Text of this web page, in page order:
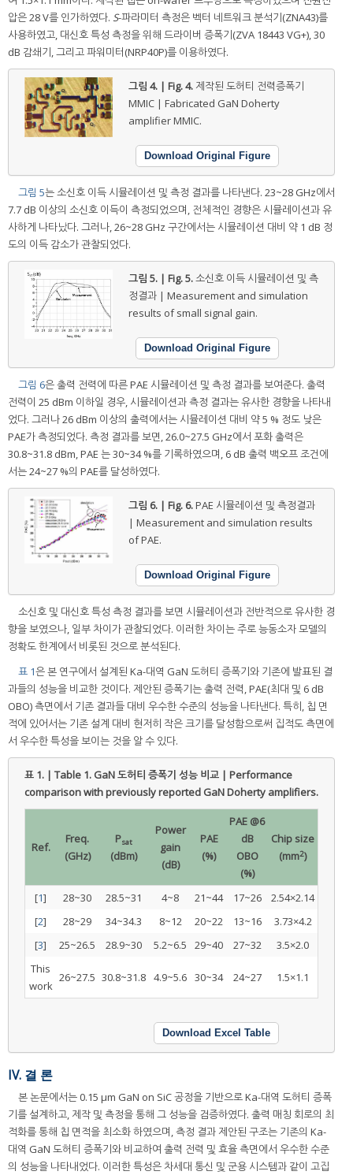
압은 28 V를 인가하였다. S-파라미터 측정은 벡터 네트워크 분석기(ZNA43)를
사용하였고, 대신호 특성 측정을 위해 드라이버 증폭기(ZVA 18443 VG+), 30
dB 감쇄기, 그리고 파워미터(NRP40P)를 이용하였다.
그림 4. | Fig. 4. 제작된 도허티 전력증폭기
MMIC | Fabricated GaN Doherty
amplifier MMIC.
Download Original Figure
그림 5는 소신호 이득 시뮬레이션 및 측정 결과를 나타낸다. 23~28 GHz에서
7.7 dB 이상의 소신호 이득이 측정되었으며, 전체적인 경향은 시뮬레이션과 유
사하게 나타났다. 그러나, 26~28 GHz 구간에서는 시뮬레이션 대비 약 1 dB 정
도의 이득 감소가 관찰되었다.
그림 5. | Fig. 5.소신호 이득 시뮬레이션 및 측
정결과 | Measurement and simulation
results of small signal gain.
Download Original Figure
그림 6은 출력 전력에 따른 PAE 시뮬레이션 및 측정 결과를 보여준다. 출력
전력이 25 dBm 이하일 경우, 시뮬레이션과 측정 결과는 유사한 경향을 나타내
었다. 그러나 26 dBm 이상의 출력에서는 시뮬레이션 대비 약 5 % 정도 낮은
PAE가 측정되었다. 측정 결과를 보면, 26.0~27.5 GHz에서 포화 출력은
30.8~31.8 dBm, PAE 는 30~34 %를 기록하였으며, 6 dB 출력 백오프 조건에
서는 24~27 %의 PAE를 달성하였다.
그림 6. | Fig. 6.PAE 시뮬레이션 및 측정결과
| Measurement and simulation results
of PAE.
Download Original Figure
소신호 및 대신호 특성 측정 결과를 보면 시뮬레이션과 전반적으로 유사한 경
향을 보였으나, 일부 차이가 관찰되었다. 이러한 차이는 주로 능동소자 모델의
정확도 한계에서 비롯된 것으로 분석된다.
표 1은 본 연구에서 설계된 Ka-대역 GaN 도허티 증폭기와 기존에 발표된 결
과들의 성능을 비교한 것이다. 제안된 증폭기는 출력 전력, PAE(최대 및 6 dB
OBO) 측면에서 기존 결과들 대비 우수한 수준의 성능을 나타낸다. 특히, 칩 면
적에 있어서는 기존 설계 대비 현저히 작은 크기를 달성함으로써 집적도 측면에
서 우수한 특성을 보이는 것을 알 수 있다.
표 1. | Table 1. GaN 도허티 증폭기 성능 비교 | Performance
comparison with previously reported GaN Doherty amplifiers.
Ref.
Freq.
(GHz)
Psat
(dBm)
Power
gain
(dB)
PAE
(%)
PAE @6
dB
OBO
(%)
Chip size
(mm2)
[1] 28~30 28.5~31 4~8 21~44 17~26
2.54×2.14
[2] 28~29 34~34.3 8~12 20~22 13~16
3.73×4.2
[3] 25~26.5 28.9~30 5.2~6.5 29~40 27~32
3.5×2.0
This
work
26~27.5 30.8~31.8 4.9~5.6 30~34 24~27 1.5×1.1
Download Excel Table
IV. 결 론
본 논문에서는 0.15 μm GaN on SiC 공정을 기반으로 Ka-대역 도허티 증폭
기를 설계하고, 제작 및 측정을 통해 그 성능을 검증하였다. 출력 매칭 회로의 최
적화를 통해 칩 면적을 최소화 하였으며, 측정 결과 제안된 구조는 기존의 Ka-
대역 GaN 도허티 증폭기와 비교하여 출력 전력 및 효율 측면에서 우수한 수준
의 성능을 나타내었다. 이러한 특성은 차세대 통신 및 군용 시스템과 같이 고집